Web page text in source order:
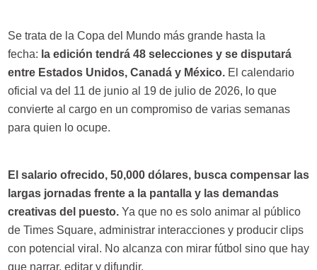
Se trata de la Copa del Mundo más grande hasta la
fecha: la edición tendrá 48 selecciones y se disputará
entre Estados Unidos, Canadá y México. El calendario
oficial va del 11 de junio al 19 de julio de 2026, lo que
convierte al cargo en un compromiso de varias semanas
para quien lo ocupe.
El salario ofrecido, 50,000 dólares, busca compensar las
largas jornadas frente a la pantalla y las demandas
creativas del puesto.Ya que no es solo animar al público
de Times Square, administrar interacciones y producir clips
con potencial viral. No alcanza con mirar fútbol sino que hay
que narrar, editar y difundir.